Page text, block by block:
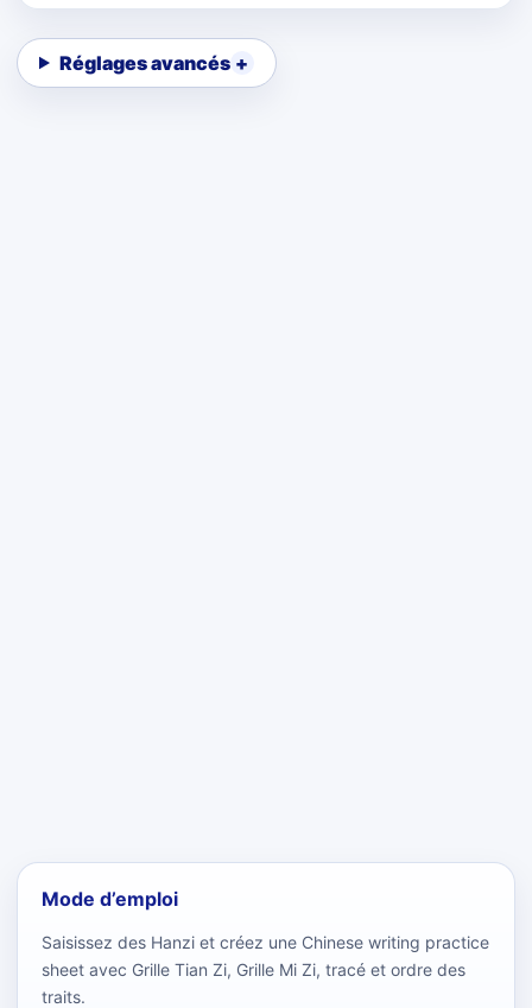
Réglages avancés
Mode d’emploi
Saisissez des Hanzi et créez une Chinese writing practice
sheet avec Grille Tian Zi, Grille Mi Zi, tracé et ordre des
traits.